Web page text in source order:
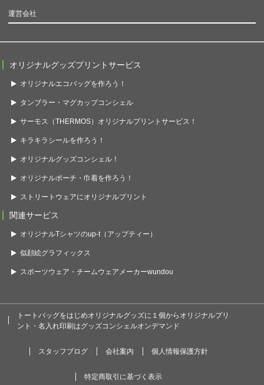
運営会社
オリジナルグッズプリントサービス
オリジナルエコバッグを作ろう！
タンブラー・マグカップコンシェル
サーモス（THERMOS）オリジナルプリントサービス！
キラキラシールを作ろう！
オリジナルグッズコンシェル！
オリジナルポーチ・巾着を作ろう！
ストリートウェアにオリジナルプリント
関連サービス
オリジナルTシャツのup-t（アップティー）
似顔絵グラフィックス
スポーツウェア・チームウェアメーカーwundou
トートバッグをはじめオリジナルグッズに１個からオリジナルプリ
ント・名入れ印刷はグッズコンシェルオンデマンド
スタッフブログ 会社案内 個人情報保護方針
特定商取引に基づく表示